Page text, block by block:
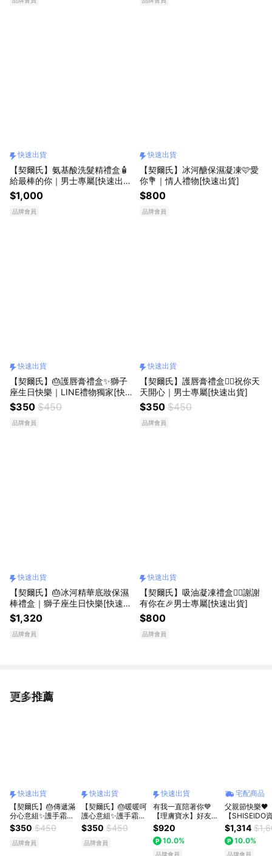
快速出貨
【契爾氏】氨基酸洗髮精禮盒🧴
給最棒的你｜男士專屬[快速出
貨]
$1,000
品牌會員
快速出貨
【契爾氏】冰河醣保濕凝凍🩷愛
你💐｜情人禮物[快速出貨]
$800
品牌會員
快速出貨
【契爾氏】🎂護唇膏禮盒✨獅子
座生日快樂｜LINE禮物獨家[快
速出貨]
$350 $450
品牌會員
快速出貨
【契爾氏】護唇膏禮盒🙋‍♂️祝你天
天開心｜男士專屬[快速出貨]
$350 $450
品牌會員
快速出貨
【契爾氏】🎂冰河精華底妝保濕
棒禮盒｜獅子座生日快樂[快速出
貨]
$1,320
品牌會員
快速出貨
【契爾氏】吸油凝凍禮盒💆‍♂️謝謝
有你在🎉男士專屬[快速出貨]
$800
品牌會員
更多推薦
看更多
快速出貨
【契爾氏】🎂傳遞滿
分心意組✨護手霜
+護唇膏+生日禮盒
🎁｜LINE禮物獨家
[快速出貨]
$350 $450
品牌會員
快速出貨
【契爾氏】🎂暖暖呵
護心意組✨護手霜
+護唇膏🎁｜LINE禮
物獨家[快速出貨]
$350 $450
品牌會員
快速出貨
有我一直陪著你💙
【理膚寶水】好友旅
行修護禮｜B5+全面
修復霜 好友旅行組
(大)｜生日禮物｜感
謝禮物｜應援禮物｜
$920
10.0%
品牌會員
宅配商品
父親節快樂🖤
【SHISEIDO
國際櫃】男人
量賦活露限
男士專屬獻禮
情人節禮物
$1,314
10.0%
品牌會員